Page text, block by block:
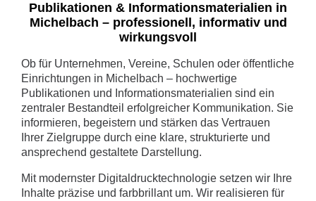
Publikationen & Informationsmaterialien in
Michelbach – professionell, informativ und
wirkungsvoll
Ob für Unternehmen, Vereine, Schulen oder öffentliche
Einrichtungen in Michelbach – hochwertige
Publikationen und Informationsmaterialien sind ein
zentraler Bestandteil erfolgreicher Kommunikation. Sie
informieren, begeistern und stärken das Vertrauen
Ihrer Zielgruppe durch eine klare, strukturierte und
ansprechend gestaltete Darstellung.
Mit modernster Digitaldrucktechnologie setzen wir Ihre
Inhalte präzise und farbbrillant um. Wir realisieren für